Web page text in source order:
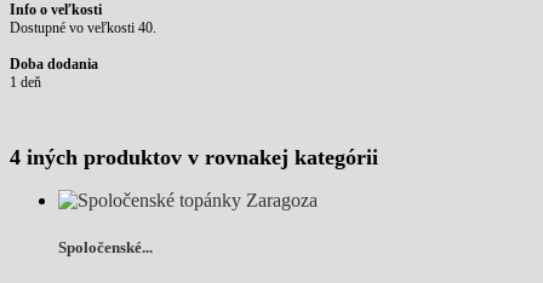
Info o veľkosti
Dostupné vo veľkosti 40.
Doba dodania
1 deň
4 iných produktov v rovnakej kategórii
Spoločenské...